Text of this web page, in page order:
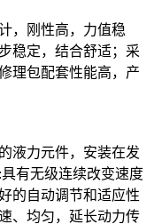
，刚性高，力值稳
稳定，结合舒适；采
理包配套性能高，产
液力元件，安装在发
有无级连续改变速度
的自动调节和适应性
、均匀，延长动力传